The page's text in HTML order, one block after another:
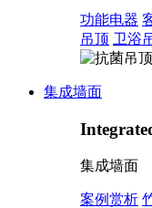
功能电器
吊顶 卫浴
集成墙面
集成墙面
案例赏析